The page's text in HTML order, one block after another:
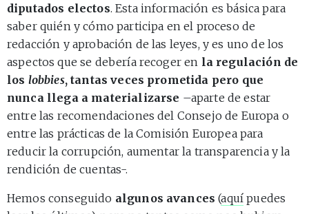
diputados electos. Esta información es básica para
saber quién y cómo participa en el proceso de
redacción y aprobación de las leyes, y es uno de los
aspectos que se debería recoger en la regulación de
los lobbies, tantas veces prometida pero que
nunca llega a materializarse –aparte de estar
entre las recomendaciones del Consejo de Europa o
entre las prácticas de la Comisión Europea para
reducir la corrupción, aumentar la transparencia y la
rendición de cuentas-.
Hemos conseguido algunos avances (aquí puedes